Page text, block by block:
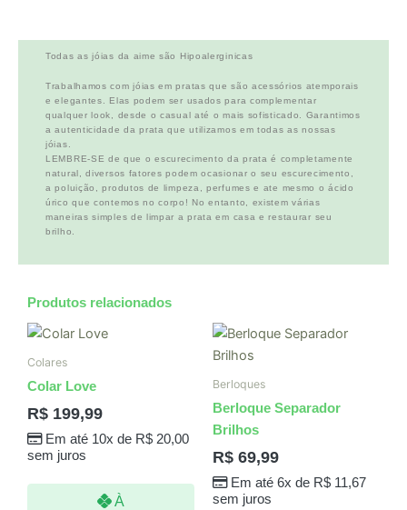
Todas as jóias da aime são Hipoalerginicas
Trabalhamos com jóias em pratas que são acessórios atemporais
e elegantes. Elas podem ser usados para complementar
qualquer look, desde o casual até o mais sofisticado. Garantimos
a autenticidade da prata que utilizamos em todas as nossas
jóias.
LEMBRE-SE de que o escurecimento da prata é completamente
natural, diversos fatores podem ocasionar o seu escurecimento,
a poluição, produtos de limpeza, perfumes e ate mesmo o ácido
úrico que contemos no corpo! No entanto, existem várias
maneiras simples de limpar a prata em casa e restaurar seu
brilho.
Produtos relacionados
Colares
Colar Love
R$ 199,99
Em até 10x de R$20,00
sem juros
À
Berloques
Berloque Separador
Brilhos
R$ 69,99
Em até 6x de R$11,67
sem juros